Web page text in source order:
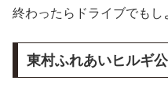
終わったらドライブでもし
東村ふれあいヒルギ